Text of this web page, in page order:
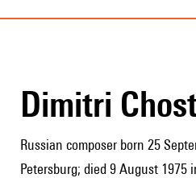
Dimitri
Russian composer born 25
Petersburg; died 9 August 1975